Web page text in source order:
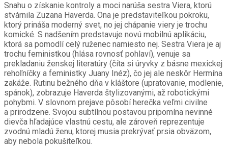
Snahu o získanie kontroly a moci narúša sestra Viera, ktorú
stvárnila Zuzana Haverda. Ona je predstaviteľkou pokroku,
ktorý prináša moderný svet, no jej chápanie viery je trochu
komické. S nadšením predstavuje novú mobilnú aplikáciu,
ktorá sa pomodlí celý ruženec namiesto nej. Sestra Viera je aj
trochu feministkou (hlása rovnosť pohlaví), venuje sa
prekladaniu ženskej literatúry (číta si úryvky z básne mexickej
rehoľníčky a feministky Juany Inéz), čo jej ale neskôr Hermína
zakáže. Rutinu bežného dňa v kláštore (upratovanie, modlenie,
spánok), zobrazuje Haverda štylizovanými, až robotickými
pohybmi. V slovnom prejave pôsobí herečka veľmi civilne
a prirodzene. Svojou subtílnou postavou pripomína nevinné
dievča hľadajúce vlastnú cestu, ale zároveň reprezentuje
zvodnú mladú ženu, ktorej musia prekrývať prsia obväzom,
aby nebola pokušiteľkou.